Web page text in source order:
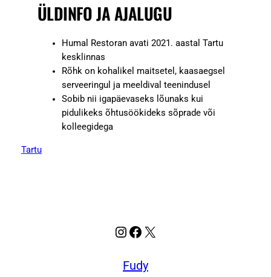
ÜLDINFO JA AJALUGU
Humal Restoran avati 2021. aastal Tartu
kesklinnas
Rõhk on kohalikel maitsetel, kaasaegsel
serveeringul ja meeldival teenindusel
Sobib nii igapäevaseks lõunaks kui
pidulikeks õhtusöökideks sõprade või
kolleegidega
Tartu
Instagram
Facebook
X
Fudy